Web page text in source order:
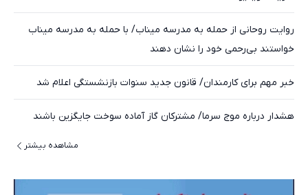
روایت روحانی از حمله به مدرسه میناب/ با حمله به مدرسه میناب
خواستند بی‌رحمی خود را نشان دهند
خبر مهم برای کارمندان/ قانون جدید سنوات بازنشستگی اعلام شد
هشدار درباره موج سرما/ مشترکان گاز آماده سوخت جایگزین باشند
مشاهده بیشتر